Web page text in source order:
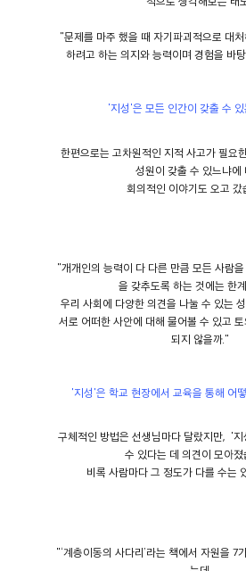
"문제를 마주 했을 때 자기파괴적으로 대
하려고 하는 의지와 능력이며 경험을 바
'지성'은 모든 인간이 갖출 수
한편으로는 고차원적인 지적 사고가 필요
성원이 갖출 수 있느냐에
회의적인 이야기도 오고 갔
"개개인의 능력이 다 다른 만큼 모든 사람
을 갖추도록 하는 것에는 한
우리 사회에 다양한 의견을 나눌 수 있는
서로 어떠한 사안에 대해 물어볼 수 있고
되지 않을까."
'지성'은 학교 현장에서 교육을 통해 어
구체적인 방법은 선생님마다 달랐지만, '
수 있다는 데 의견이 모아졌
비록 사람마다 그 정도가 다를 수는
"‘계층이동의 사다리’라는 책에서 자원을 7